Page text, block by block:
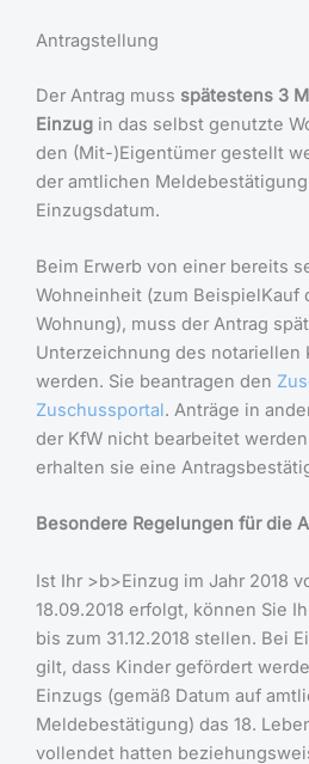
Antragstellung
Der Antrag muss spätestens 3
Einzug in das selbst genutzte
den (Mit-)Eigentümer gestellt
der amtlichen
Einzugsdatum.
Beim Erwerb von einer bereits
Wohneinheit (zum BeispielKauf
Wohnung), muss der Antrag
Unterzeichnung des notariellen
werden. Sie beantragen den
Zuschussportal. Anträge in
der KfW nicht bearbeitet
erhalten sie eine
Besondere Regelungen für die
Ist Ihr >b>Einzug im Jahr 2018
18.09.2018 erfolgt, können Sie
bis zum 31.12.2018 stellen. Bei
gilt, dass Kinder gefördert
Einzugs (gemäß Datum auf
Meldebestätigung) das 18.
vollendet hatten